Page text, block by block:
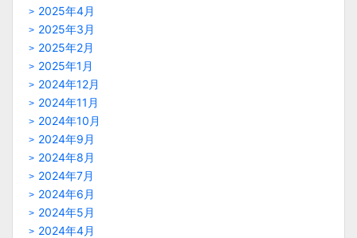
2025年4月
2025年3月
2025年2月
2025年1月
2024年12月
2024年11月
2024年10月
2024年9月
2024年8月
2024年7月
2024年6月
2024年5月
2024年4月